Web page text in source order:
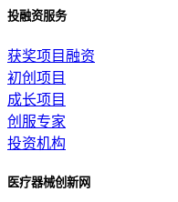
投融资服务
获奖项目融资
初创项目
成长项目
创服专家
投资机构
医疗器械创新网